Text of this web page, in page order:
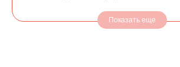
Показать еще